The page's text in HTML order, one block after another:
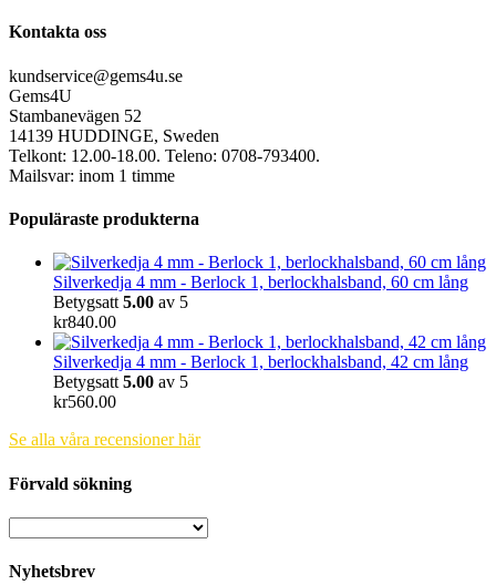
Kontakta oss
kundservice@gems4u.se
Gems4U
Stambanevägen 52
14139 HUDDINGE, Sweden
Telkont: 12.00-18.00. Teleno: 0708-793400.
Mailsvar: inom 1 timme
Populäraste produkterna
Silverkedja 4 mm - Berlock 1, berlockhalsband, 60 cm lång
Betygsatt 5.00 av 5
kr840.00
Silverkedja 4 mm - Berlock 1, berlockhalsband, 42 cm lång
Betygsatt 5.00 av 5
kr560.00
Se alla våra recensioner här
Förvald sökning
Nyhetsbrev